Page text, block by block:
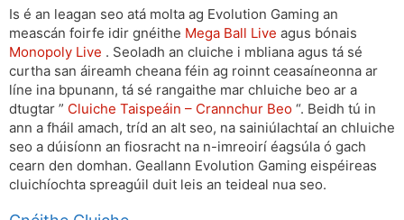
Is é an leagan seo atá molta ag Evolution Gaming an
meascán foirfe idir gnéithe Mega Ball Live agus bónais
Monopoly Live . Seoladh an cluiche i mbliana agus tá sé
curtha san áireamh cheana féin ag roinnt ceasaíneonna ar
líne ina bpunann, tá sé rangaithe mar chluiche beo ar a
dtugtar ” Cluiche Taispeáin – Crannchur Beo “. Beidh tú in
ann a fháil amach, tríd an alt seo, na sainiúlachtaí an chluiche
seo a dúisíonn an fiosracht na n-imreoirí éagsúla ó gach
cearn den domhan. Geallann Evolution Gaming eispéireas
cluichíochta spreagúil duit leis an teideal nua seo.